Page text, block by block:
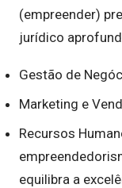
(empreender)
jurídico
Gestão de
Marketing e
Recursos
equilibra a